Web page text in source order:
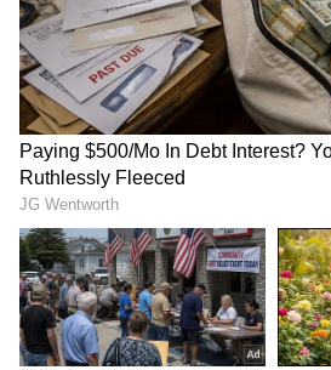
ನಾಯಕರು ಪ್ರತಾಪ್ ಸಿಂಹ ಅವರಿಗೆ
ಚನ್ನಪಟ್ಟಣದಿಂದ ಮೈತ್ರಿ
ಮನವಿ ಮಾಡಿದ್ದಾರೆ. ಜೆಡಿಎಸ್‌ನಿಂದ
ಪ್ರತಾಪ್ ಸಿಂಹ ಅವರು ಒಪ್ಪಿಗೆ
ಜೆಡಿಎಸ್‌ನಿಂದ ಗೆದ್ದ ಚನ್ನಪಟ್ಟಣವನ್ನು
ಸಿ.ಪಿ. ಯೊಗೇಶ್ವರ ಅವರಿಗೆ ಕೊಡಲು
ಸವಾಲಾಗಿ ಸ್ವೀಕರಿಸಿರುವ
ಕುಮಾರಸ್ವಾಮಿಯನ್ನು ಕಣಕ್ಕಿಳಿಸಿ
ಅದೃಷ್ಟ ಪಣಕ್ಕಿಡಲು ಮನಸ್ಸಿಲ್ಲ.
ನಾಯಕನಾಗಿ ಬೆಳೆಯುತ್ತಿದ್ದ ಪ್ರತಾಪ್